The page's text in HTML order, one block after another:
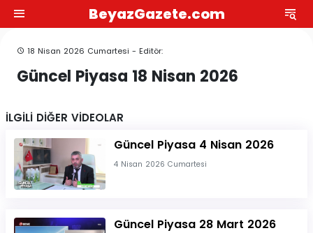
BeyazGazete.com
18 Nisan 2026 Cumartesi - Editör:
Güncel Piyasa 18 Nisan 2026
İLGİLİ DİĞER VİDEOLAR
Güncel Piyasa 4 Nisan 2026
4 Nisan 2026 Cumartesi
Güncel Piyasa 28 Mart 2026